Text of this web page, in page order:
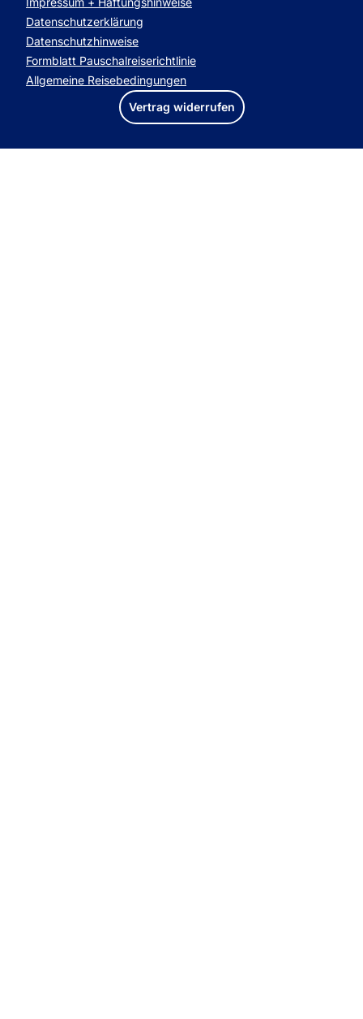
Datenschutzerklärung
Datenschutzhinweise
Formblatt Pauschalreiserichtlinie
Allgemeine Reisebedingungen
Vertrag widerrufen